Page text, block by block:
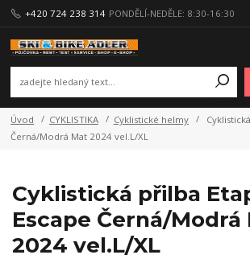
+420 724 238 314 PONDĚLÍ-NEDĚLE: 8:30-16:30
Úvod CYKLISTIKA Cyklistické helmy
Černá/Modrá Mat 2024 vel.L/XL
Cyklistická přilba
Escape Černá/Modrá
2024 vel.L/XL